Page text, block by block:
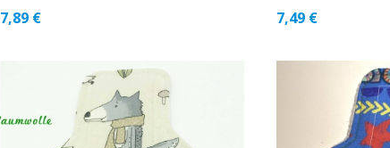
7,89 €
7,49 €